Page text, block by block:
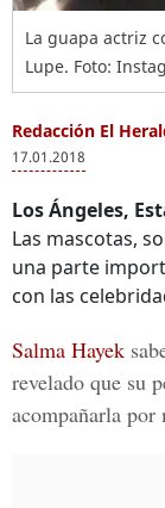
La guapa actriz
Lupe. Foto:
Redacción El
17.01.2018
Los Ángeles,
Las mascotas,
una parte
con las
Salma Hayek
revelado que su
acompañarla por